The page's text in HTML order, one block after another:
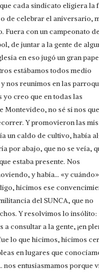
cada sindicato eligiera la
de celebrar el aniversario,
Fuera con un campeonato de
de juntar a la gente de
en eso jugó un gran
estábamos todos medio
nos reunimos en las
yo creo que en todas las
Montevideo, no sé si nos
Y promovieron las
un caldo de cultivo, había
por abajo, que no se veía,
estaba presente. Nos
y había… «y
hicimos ese
del SUNCA, que no
Y resolvimos lo insólito:
a consultar a la gente, ¡en
lo que hicimos, hicimos
en lugares que
nos entusiasmamos porque